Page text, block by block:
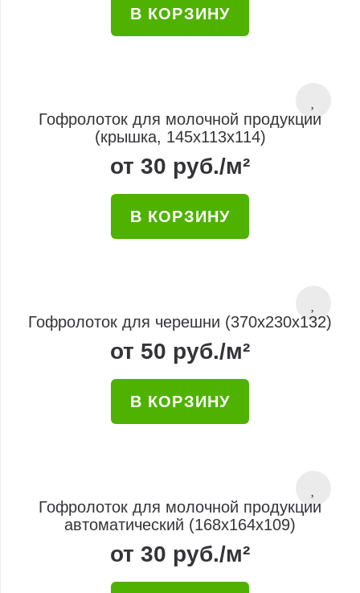
В КОРЗИНУ
Гофролоток для молочной продукции
(крышка, 145x113x114)
от 30 руб./м²
В КОРЗИНУ
Гофролоток для черешни (370x230x132)
от 50 руб./м²
В КОРЗИНУ
Гофролоток для молочной продукции
автоматический (168x164x109)
от 30 руб./м²